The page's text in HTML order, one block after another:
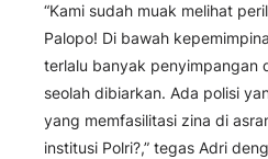
“Kami sudah muak melihat
Palopo! Di bawah
terlalu banyak penyimpangan
seolah dibiarkan. Ada polisi
yang memfasilitasi zina di
institusi Polri?,” tegas Adri